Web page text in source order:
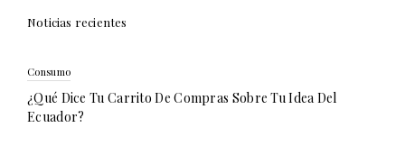
Noticias recientes
Consumo
¿Qué Dice Tu Carrito De Compras Sobre Tu Idea Del
Ecuador?